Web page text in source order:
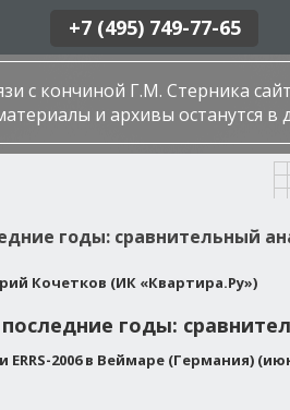
+7 (495) 749-77-65
с кончиной Г.М. Стерника
и архивы останутся в
годы: сравнительный
Кочетков (ИК «Квартира.Ру»)
годы:
2006 в Веймаре (Германия)